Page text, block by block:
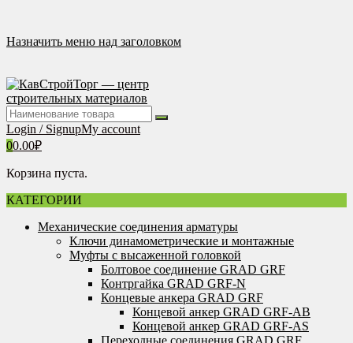
содержимому
Назначить меню над заголовком
Login / SignupMy account
00.00₽
Корзина пуста.
КАТЕГОРИИ
Механические соединения арматуры
Ключи динамометрические и монтажные
Муфты с высаженной головкой
Болтовое соединение GRAD GRF
Контргайка GRAD GRF-N
Концевые анкера GRAD GRF
Концевой анкер GRAD GRF-AB
Концевой анкер GRAD GRF-AS
Переходные соединения GRAD GRF